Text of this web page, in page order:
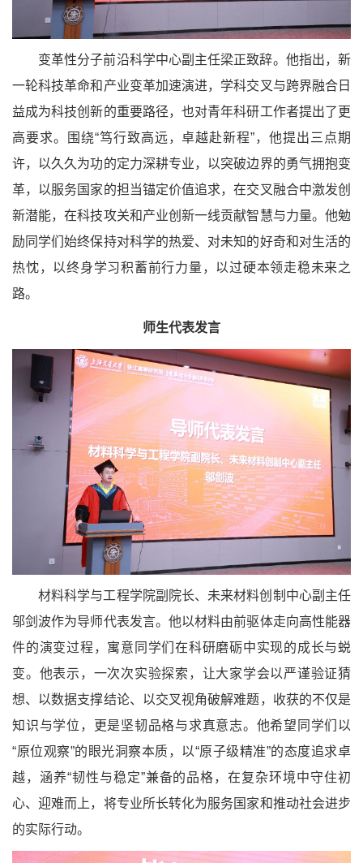
变革性分子前沿科学中心副主任梁正致辞。他指出，新
一轮科技革命和产业变革加速演进，学科交叉与跨界融合日
益成为科技创新的重要路径，也对青年科研工作者提出了更
高要求。围绕“笃行致高远，卓越赴新程”，他提出三点期
许，以久久为功的定力深耕专业，以突破边界的勇气拥抱变
革，以服务国家的担当锚定价值追求，在交叉融合中激发创
新潜能，在科技攻关和产业创新一线贡献智慧与力量。他勉
励同学们始终保持对科学的热爱、对未知的好奇和对生活的
热忱，以终身学习积蓄前行力量，以过硬本领走稳未来之
路。
师生代表发言
材料科学与工程学院副院长、未来材料创制中心副主任
邬剑波作为导师代表发言。他以材料由前驱体走向高性能器
件的演变过程，寓意同学们在科研磨砺中实现的成长与蜕
变。他表示，一次次实验探索，让大家学会以严谨验证猜
想、以数据支撑结论、以交叉视角破解难题，收获的不仅是
知识与学位，更是坚韧品格与求真意志。他希望同学们以
“原位观察”的眼光洞察本质，以“原子级精准”的态度追求卓
越，涵养“韧性与稳定”兼备的品格，在复杂环境中守住初
心、迎难而上，将专业所长转化为服务国家和推动社会进步
的实际行动。